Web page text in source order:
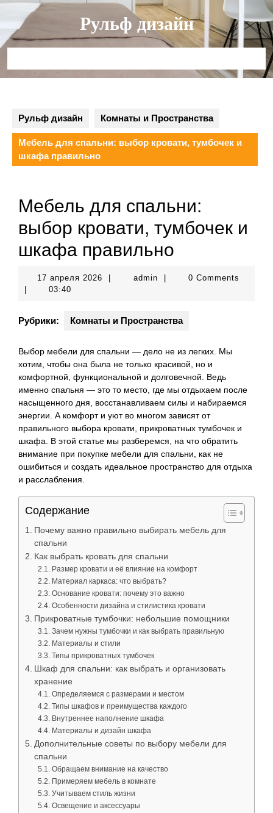
Перейти
содержимому
Рульф дизайн
Рульф дизайн Комнаты и Пространства
Мебель для спальни: выбор кровати, тумбочек и
шкафа правильно
Мебель для спальни:
выбор кровати, тумбочек и
шкафа правильно
17 апреля 2026 17
adminadmin
0 Comments
03:40
Рубрики: Комнаты и Пространства
Выбор мебели для спальни — дело не из легких. Мы
хотим, чтобы она была не только красивой, но и
комфортной, функциональной и долговечной. Ведь
именно спальня — это то место, где мы отдыхаем после
насыщенного дня, восстанавливаем силы и набираемся
энергии. А комфорт и уют во многом зависят от
правильного выбора кровати, прикроватных тумбочек и
шкафа. В этой статье мы разберемся, на что обратить
внимание при покупке мебели для спальни, как не
ошибиться и создать идеальное пространство для отдыха
и расслабления.
Содержание
Почему важно правильно выбирать мебель для
спальни
Как выбрать кровать для спальни
Размер кровати и её влияние на комфорт
Материал каркаса: что выбрать?
Основание кровати: почему это важно
Особенности дизайна и стилистика кровати
Прикроватные тумбочки: небольшие помощники
Зачем нужны тумбочки и как выбрать правильную
Материалы и стили
Типы прикроватных тумбочек
Шкаф для спальни: как выбрать и организовать
хранение
Определяемся с размерами и местом
Типы шкафов и преимущества каждого
Внутреннее наполнение шкафа
Материалы и дизайн шкафа
Дополнительные советы по выбору мебели для
спальни
Обращаем внимание на качество
Примеряем мебель в комнате
Учитываем стиль жизни
Освещение и аксессуары